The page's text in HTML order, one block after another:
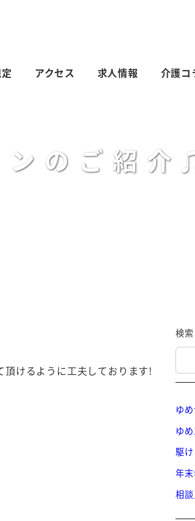
アクセス 求人情報 介護コ
ンのご紹介
けるように工夫しております!
検索
ゆ
ゆ
駆
年
相